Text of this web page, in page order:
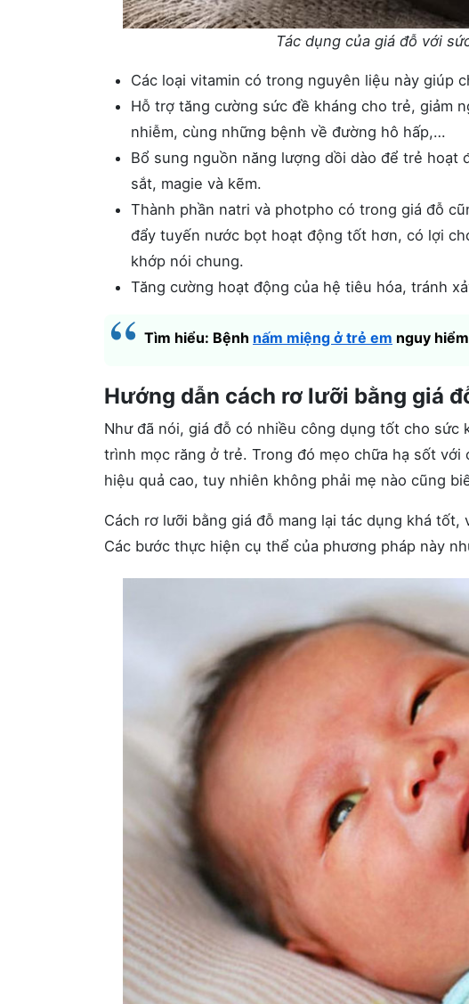
Tác dụng của giá đỗ với
Các loại vitamin có trong nguyên liệu này giúp
Hỗ trợ tăng cường sức đề kháng cho trẻ, giảm
nhiễm, cùng những bệnh về đường hô hấp,…
Bổ sung nguồn năng lượng dồi dào để trẻ hoạt
sắt, magie và kẽm.
Thành phần natri và photpho có trong giá đỗ
đẩy tuyến nước bọt hoạt động tốt hơn, có lợi
khớp nói chung.
Tăng cường hoạt động của hệ tiêu hóa, tránh
Tìm hiểu: Bệnh nấm miệng ở trẻ em nguy
Hướng dẫn cách rơ lưỡi bằng giá
Như đã nói, giá đỗ có nhiều công dụng tốt cho
trình mọc răng ở trẻ. Trong đó mẹo chữa hạ sốt
hiệu quả cao, tuy nhiên không phải mẹ nào cũng
Cách rơ lưỡi bằng giá đỗ mang lại tác dụng khá
Các bước thực hiện cụ thể của phương pháp này